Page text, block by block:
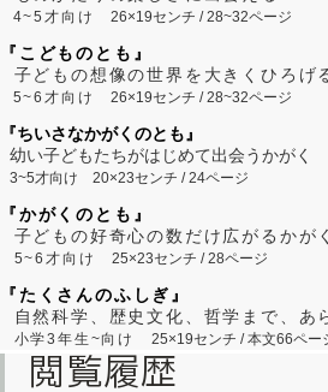
4~5才向け26×19センチ / 28~32ページ
『こどものとも』
子どもの想像の世界を大きくひろげ
5~6才向け26×19センチ / 28~32ページ
『ちいさなかがくのとも』
幼い子どもたちがはじめて出会うかがく
3~5才向け 20×23センチ / 24ページ
『かがくのとも』
子どもの好奇心の数だけ広がるかが
5~6才向け25×23センチ / 28ページ
『たくさんのふしぎ』
自然科学、歴史文化、哲学まで、あ
小学3年生~向け 25×19センチ / 本文66ペー
閲覧履歴